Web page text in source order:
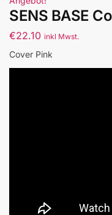
SENS BASE
€22.10 inkl Mwst.
Cover Pink